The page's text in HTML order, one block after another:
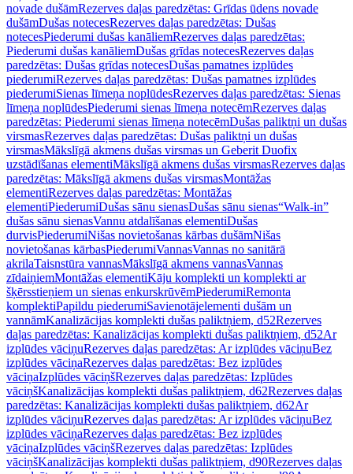
novade dušāmRezerves daļas paredzētas: Grīdas ūdens novade
dušāmDušas notecesRezerves daļas paredzētas: Dušas
notecesPiederumi dušas kanāliemRezerves daļas paredzētas:
Piederumi dušas kanāliemDušas grīdas notecesRezerves daļas
paredzētas: Dušas grīdas notecesDušas pamatnes izplūdes
piederumiRezerves daļas paredzētas: Dušas pamatnes izplūdes
piederumiSienas līmeņa noplūdesRezerves daļas paredzētas: Sienas
līmeņa noplūdesPiederumi sienas līmeņa notecēmRezerves daļas
paredzētas: Piederumi sienas līmeņa notecēmDušas paliktņi un dušas
virsmasRezerves daļas paredzētas: Dušas paliktņi un dušas
virsmasMākslīgā akmens dušas virsmas un Geberit Duofix
uzstādīšanas elementiMākslīgā akmens dušas virsmasRezerves daļas
paredzētas: Mākslīgā akmens dušas virsmasMontāžas
elementiRezerves daļas paredzētas: Montāžas
elementiPiederumiDušas sānu sienasDušas sānu sienas“Walk-in”
dušas sānu sienasVannu atdalīšanas elementiDušas
durvisPiederumiNišas novietošanas kārbas dušāmNišas
novietošanas kārbasPiederumiVannasVannas no sanitārā
akrilaTaisnstūra vannasMākslīgā akmens vannasVannas
zīdaiņiemMontāžas elementiKāju komplekti un komplekti ar
šķērsstieņiem un sienas enkurskrūvēmPiederumiRemonta
komplektiPapildu piederumiSavienotājelementi dušām un
vannāmKanalizācijas komplekti dušas paliktņiem, d52Rezerves
daļas paredzētas: Kanalizācijas komplekti dušas paliktņiem, d52Ar
izplūdes vāciņuRezerves daļas paredzētas: Ar izplūdes vāciņuBez
izplūdes vāciņaRezerves daļas paredzētas: Bez izplūdes
vāciņaIzplūdes vāciņšRezerves daļas paredzētas: Izplūdes
vāciņšKanalizācijas komplekti dušas paliktņiem, d62Rezerves daļas
paredzētas: Kanalizācijas komplekti dušas paliktņiem, d62Ar
izplūdes vāciņuRezerves daļas paredzētas: Ar izplūdes vāciņuBez
izplūdes vāciņaRezerves daļas paredzētas: Bez izplūdes
vāciņaIzplūdes vāciņšRezerves daļas paredzētas: Izplūdes
vāciņšKanalizācijas komplekti dušas paliktņiem, d90Rezerves daļas